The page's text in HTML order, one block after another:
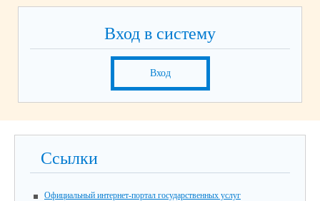
Вход в систему
Вход
Ссылки
Официальный интернет-портал государственных услуг